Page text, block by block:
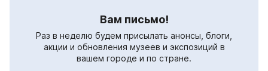
Вам письмо!
Раз в неделю будем присылать анонсы, блоги,
акции и обновления музеев и экспозиций в
вашем городе и по стране.